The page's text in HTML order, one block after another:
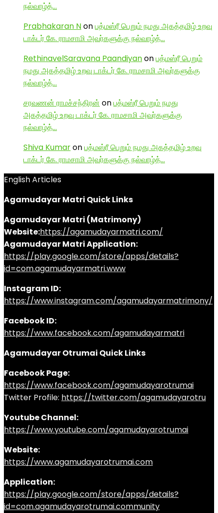
நல்வாழ்த்…
Prabhakaran Nonபத்மஸ்ரீ பெறும் நமது அகத்தமிழ் உறவு
டாக்டர் கே. ராமசாமி அவர்களுக்கு நல்வாழ்த்…
RethinavelSaravana Paandiyanonபத்மஸ்ரீ பெறும்
நமது அகத்தமிழ் உறவு டாக்டர் கே. ராமசாமி அவர்களுக்கு
நல்வாழ்த்…
சரவணன் ராமச்சந்திரன் onபத்மஸ்ரீ பெறும் நமது
அகத்தமிழ் உறவு டாக்டர் கே. ராமசாமி அவர்களுக்கு
நல்வாழ்த்…
Shiva Kumaronபத்மஸ்ரீ பெறும் நமது அகத்தமிழ் உறவு
டாக்டர் கே. ராமசாமி அவர்களுக்கு நல்வாழ்த்…
English Articles
Agamudayar Matri Quick Links
Agamudayar Matri (Matrimony)
Website:https://agamudayarmatri.com/
Agamudayar Matri Application:
https://play.google.com/store/apps/details?
id=com.agamudayarmatri.www
Instagram ID:
https://www.instagram.com/agamudayarmatrimony/
Facebook ID:
https://www.facebook.com/agamudayarmatri
Agamudayar Otrumai Quick Links
Facebook Page:
https://www.facebook.com/agamudayarotrumai
Twitter Profile: https://twitter.com/agamudayarotru
Youtube Channel:
https://www.youtube.com/agamudayarotrumai
Website:
https://www.agamudayarotrumai.com
Application:
https://play.google.com/store/apps/details?
id=com.agamudayarotrumai.community